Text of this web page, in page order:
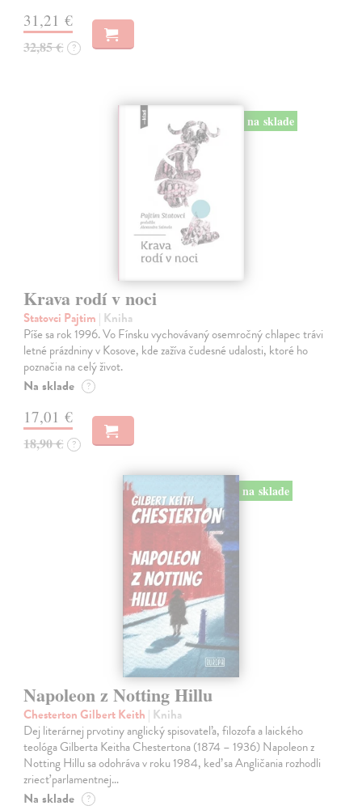
31,21 €
32,85 € ?
na sklade
Krava rodí v noci
Statovci Pajtim | Kniha
Píše sa rok 1996. Vo Fínsku vychovávaný osemročný chlapec trávi
letné prázdniny v Kosove, kde zažíva čudesné udalosti, ktoré ho
poznačia na celý život.
Na sklade ?
17,01 €
18,90 € ?
na sklade
Napoleon z Notting Hillu
Chesterton Gilbert Keith | Kniha
Dej literárnej prvotiny anglický spisovateľa, filozofa a laického
teológa Gilberta Keitha Chestertona (1874 – 1936) Napoleon z
Notting Hillu sa odohráva v roku 1984, keď sa Angličania rozhodli
zriecť parlamentnej…
Na sklade ?